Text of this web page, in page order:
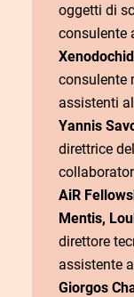
oggetti di
consulente
consulente
assistenti
Yannis
direttrice
AiR
Mentis,
direttore
assistente
Giorgos